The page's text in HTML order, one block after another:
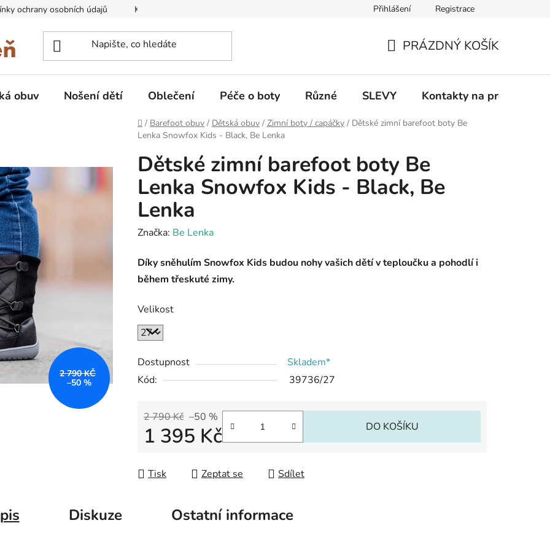
ochrany osobních údajů Kontakty na prodejny Informace k on-line platbám Odstoupení od
Přihlášení Registrace
KOŠÍK
PRÁZDNÝ KOŠÍK
obuv Nošení dětí Oblečení Péče o boty Různé SLEVY Kontakty na prodejny
Domů
/ Barefoot obuv / Dětská obuv / Zimní boty / capáčky / Dětské zimní barefoot boty Be
Lenka Snowfox Kids - Black, Be Lenka
Dětské zimní barefoot boty Be
Lenka Snowfox Kids - Black, Be
Lenka
Značka: Be Lenka
Díky sněhulím Snowfox Kids budou nohy vašich dětí v teploučku a pohodlí i
během třeskuté zimy.
Velikost
Dostupnost
Skladem*
Kód:
39736/27
2 790 Kč –50 %
1 395 Kč DO KOŠÍKU
Tisk Zeptat se Sdílet
2 790 KČ
–50 %
Diskuze Ostatní informace